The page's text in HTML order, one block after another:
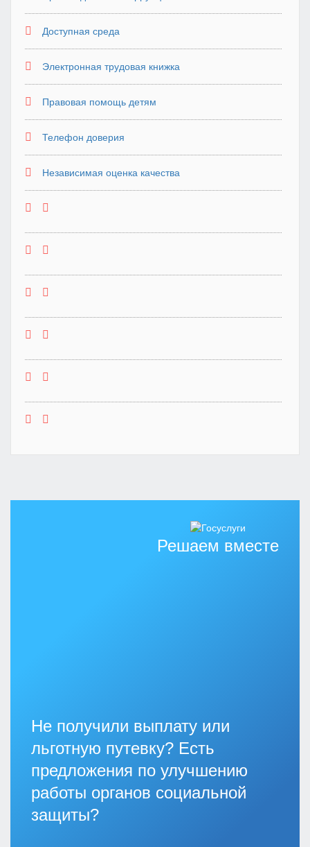
Доступная среда
Электронная трудовая книжка
Правовая помощь детям
Телефон доверия
Независимая оценка качества
Решаем вместе
Не получили выплату или
льготную путевку? Есть
предложения по улучшению
работы органов социальной
защиты?